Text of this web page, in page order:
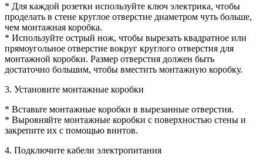
* Для каждой розетки используйте ключ электрика, чтобы
проделать в стене круглое отверстие диаметром чуть больше,
чем монтажная коробка.
* Используйте острый нож, чтобы вырезать квадратное или
прямоугольное отверстие вокруг круглого отверстия для
монтажной коробки. Размер отверстия должен быть
достаточно большим, чтобы вместить монтажную коробку.
3. Установите монтажные коробки
* Вставьте монтажные коробки в вырезанные отверстия.
* Выровняйте монтажные коробки с поверхностью стены и
закрепите их с помощью винтов.
4. Подключите кабели электропитания